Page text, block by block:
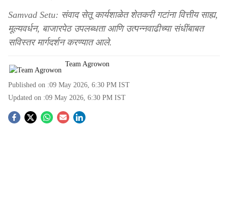
Samvad Setu: संवाद सेतू कार्यशाळेत शेतकरी गटांना वित्तीय साह्य,
मूल्यवर्धन, बाजारपेठ उपलब्धता आणि उत्पन्नवाढीच्या संधींबाबत
सविस्तर मार्गदर्शन करण्यात आले.
Team Agrowon
Published on :09 May 2026, 6:30 PM IST
Updated on :09 May 2026, 6:30 PM IST
S